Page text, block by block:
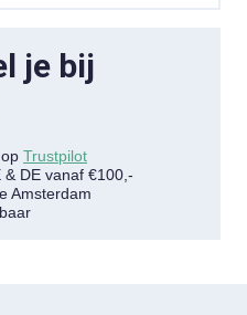
je bij
Trustpilot
DE vanaf €100,-
Amsterdam